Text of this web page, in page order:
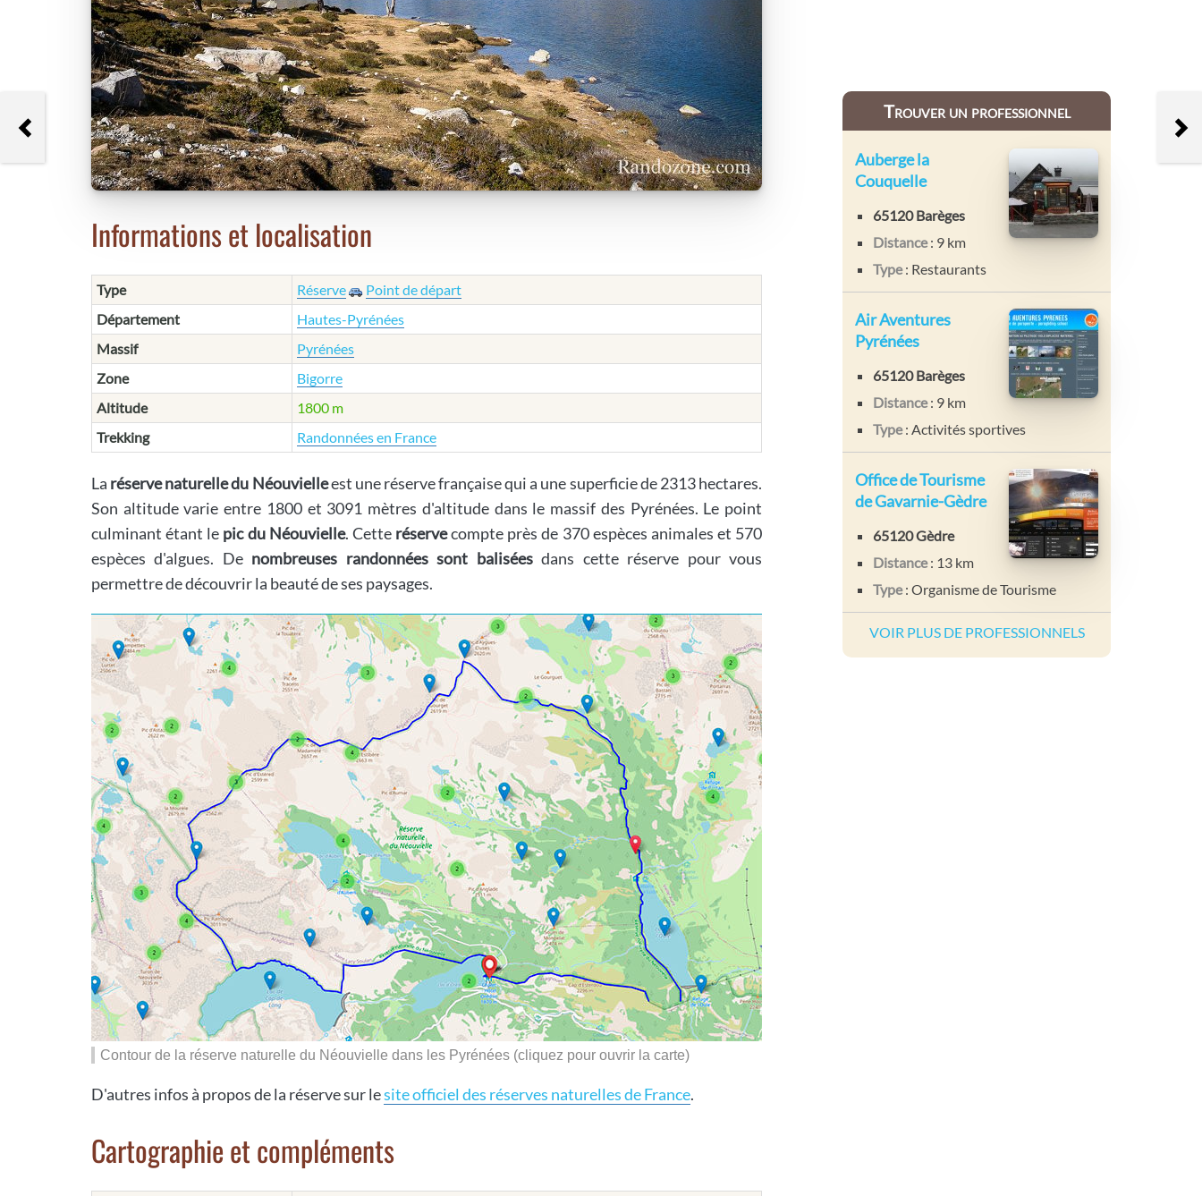
Informations et localisation
Type Réserve
Point de départ
Département
Hautes-Pyrénées
Massif
Pyrénées
Zone
Bigorre
Altitude
1800 m
Trekking
Randonnées en France
La réserve naturelle du Néouvielleest une réserve française qui a une superficie de 2313 hectares.
Son altitude varie entre 1800 et 3091 mètres d'altitude dans le massif des Pyrénées. Le point
culminant étant le pic du Néouvielle. Cette réservecompte près de 370 espèces animales et 570
espèces d'algues. De nombreuses randonnées sont baliséesdans cette réserve pour vous
permettre de découvrir la beauté de ses paysages.
Contour de la réserve naturelle du Néouvielle dans les Pyrénées (cliquez pour ouvrir la carte)
D'autres infos à propos de la réserve sur lesite officiel des réserves naturelles de France.
Cartographie et compléments
Soum de Maucasau Trouver un professionnel
Auberge la
Couquelle
65120 Barèges
Distance: 9 km
Type: Restaurants
Air Aventures
Pyrénées
65120 Barèges
Distance: 9 km
Type: Activités sportives
Office de Tourisme
de Gavarnie-Gèdre
65120 Gèdre
Distance: 13 km
Type: Organisme de Tourisme
VOIR PLUS DE PROFESSIONNELS